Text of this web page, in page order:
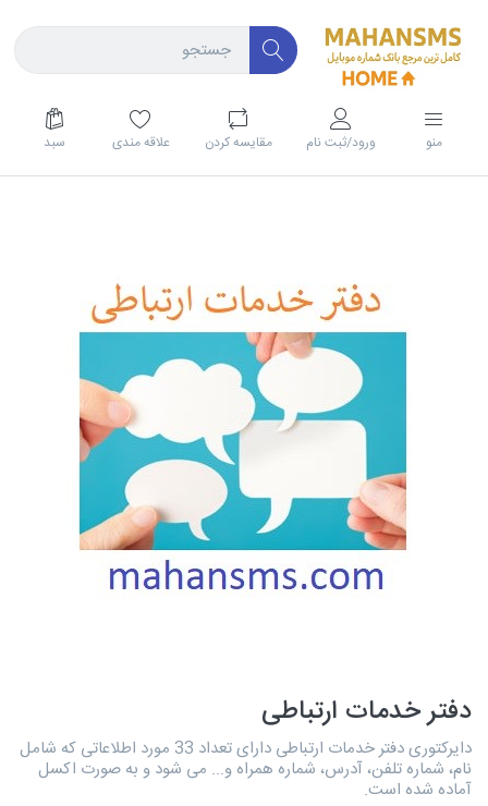
منو ورود/ثبت نام مقايسه كردن علاقه مندی سبد
دفتر خدمات ارتباطی
دایرکتوری دفتر خدمات ارتباطی دارای تعداد 33 مورد اطلاعاتی که شامل
نام، شماره تلفن، آدرس، شماره همراه و... می شود و به صورت اکسل
آماده شده است.